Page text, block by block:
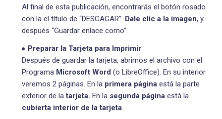
Al final de esta publicación, encontrarás el botón rosado
con la el título de “DESCAGAR”. Dale clic a la imagen, y
después “Guardar enlace como”.
Preparar la Tarjeta para Imprimir
Después de guardar la tarjeta, abrimos el archivo con el
Programa Microsoft Word (o LibreOffice). En su interior
veremos 2 páginas. En la primera página está la parte
exterior de latarjeta. En la segunda página está la
cubierta interior de la tarjeta.